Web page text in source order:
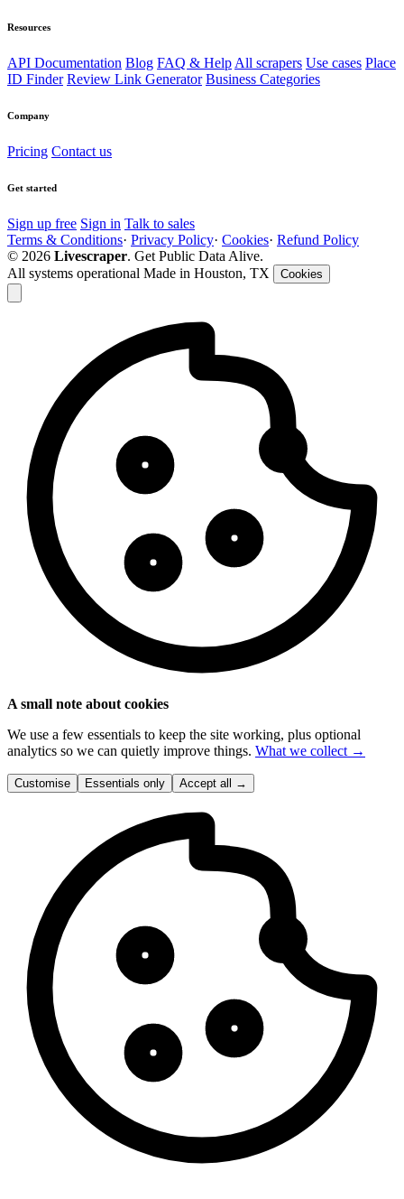
Resources
API Documentation Blog FAQ & Help All scrapers Use cases Place
ID Finder Review Link Generator Business Categories
Company
Pricing Contact us
Get started
Sign up free Sign in Talk to sales
Terms & Conditions· Privacy Policy· Cookies· Refund Policy
© 2026 Livescraper. Get Public Data Alive.
All systems operational Made in Houston, TX Cookies
A small note about cookies
We use a few essentials to keep the site working, plus optional
analytics so we can quietly improve things. What we collect →
Customise Essentials only Accept all →